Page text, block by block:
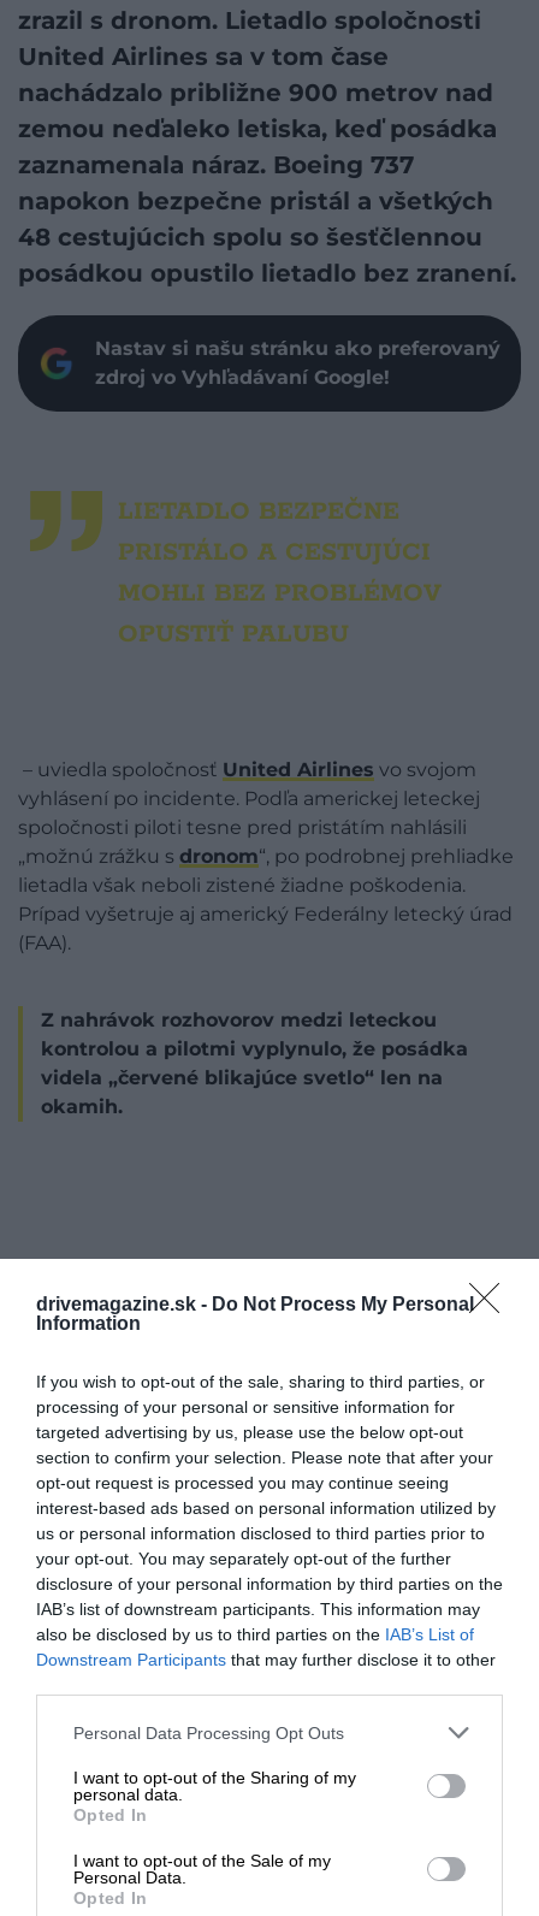
drivemagazine.sk - Do Not Process My Personal
Information
If you wish to opt-out of the sale, sharing to third parties, or
processing of your personal or sensitive information for
targeted advertising by us, please use the below opt-out
section to confirm your selection. Please note that after your
opt-out request is processed you may continue seeing
interest-based ads based on personal information utilized by
us or personal information disclosed to third parties prior to
your opt-out. You may separately opt-out of the further
disclosure of your personal information by third parties on the
IAB’s list of downstream participants. This information may
also be disclosed by us to third parties on the IAB’s List of
Downstream Participants that may further disclose it to other
Please note that this website/app uses one or more Google
not limited to your visit or usage behaviour. You may click to
grant or deny consent to Google and its third-party tags to
use your data for below specified purposes in below Google
consent section.
Personal Data Processing Opt Outs
I want to opt-out of the Sharing of my
personal data.
Opted In
I want to opt-out of the Sale of my
Personal Data.
Opted In
zrazil s dronom. Lietadlo spoločnosti
United Airlines sa v tom čase
nachádzalo približne 900 metrov nad
zemou neďaleko letiska, keď posádka
zaznamenala náraz. Boeing 737
napokon bezpečne pristál a všetkých
48 cestujúcich spolu so šesťčlennou
posádkou opustilo lietadlo bez zranení.
Nastav si našu stránku ako preferovaný
zdroj vo Vyhľadávaní Google!
LIETADLO BEZPEČNE
PRISTÁLO A CESTUJÚCI
MOHLI BEZ PROBLÉMOV
OPUSTIŤ PALUBU
– uviedla spoločnosť United Airlines vo svojom
vyhlásení po incidente. Podľa americkej leteckej
spoločnosti piloti tesne pred pristátím nahlásili
„možnú zrážku s dronom“, po podrobnej prehliadke
lietadla však neboli zistené žiadne poškodenia.
Prípad vyšetruje aj americký Federálny letecký úrad
(FAA).
Z nahrávok rozhovorov medzi leteckou
kontrolou a pilotmi vyplynulo, že posádka
videla „červené blikajúce svetlo“ len na
okamih.